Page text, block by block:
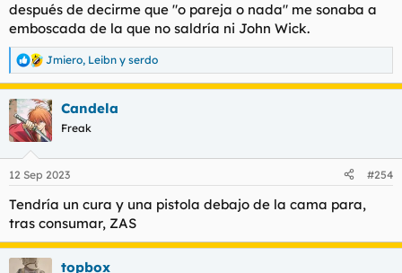
después de decirme que "o pareja o nada" me sonaba a
emboscada de la que no saldría ni John Wick.
R
e
a
c
c
i
e
:
Jmiero, Leibn y serdo
Candela
Freak
12 Sep 2023 #254
Tendría un cura y una pistola debajo de la cama para,
tras consumar, ZAS
topbox